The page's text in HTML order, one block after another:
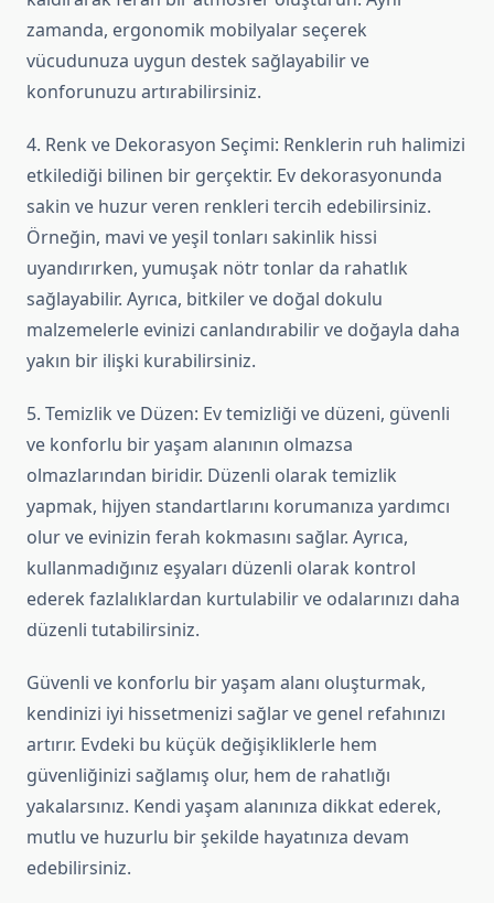
zamanda, ergonomik mobilyalar seçerek
vücudunuza uygun destek sağlayabilir ve
konforunuzu artırabilirsiniz.
4. Renk ve Dekorasyon Seçimi: Renklerin ruh halimizi
etkilediği bilinen bir gerçektir. Ev dekorasyonunda
sakin ve huzur veren renkleri tercih edebilirsiniz.
Örneğin, mavi ve yeşil tonları sakinlik hissi
uyandırırken, yumuşak nötr tonlar da rahatlık
sağlayabilir. Ayrıca, bitkiler ve doğal dokulu
malzemelerle evinizi canlandırabilir ve doğayla daha
yakın bir ilişki kurabilirsiniz.
5. Temizlik ve Düzen: Ev temizliği ve düzeni, güvenli
ve konforlu bir yaşam alanının olmazsa
olmazlarından biridir. Düzenli olarak temizlik
yapmak, hijyen standartlarını korumanıza yardımcı
olur ve evinizin ferah kokmasını sağlar. Ayrıca,
kullanmadığınız eşyaları düzenli olarak kontrol
ederek fazlalıklardan kurtulabilir ve odalarınızı daha
düzenli tutabilirsiniz.
Güvenli ve konforlu bir yaşam alanı oluşturmak,
kendinizi iyi hissetmenizi sağlar ve genel refahınızı
artırır. Evdeki bu küçük değişikliklerle hem
güvenliğinizi sağlamış olur, hem de rahatlığı
yakalarsınız. Kendi yaşam alanınıza dikkat ederek,
mutlu ve huzurlu bir şekilde hayatınıza devam
edebilirsiniz.